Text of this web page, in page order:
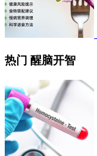
热门 醒脑开智